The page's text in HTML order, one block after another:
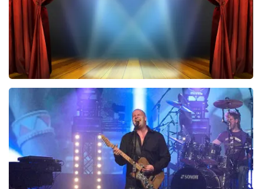
40 45 De Musical
297laatste 30 minuten
BESTEL NU